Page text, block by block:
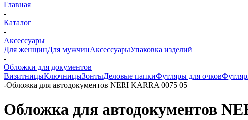
Главная
-
Каталог
-
Аксессуары
Для женщинДля мужчинАксессуарыУпаковка изделий
-
Обложки для документов
ВизитницыКлючницыЗонтыДеловые папкиФутляры для очков
-Обложка для автодокументов NERI KARRA 0075 05
Обложка для автодокументов